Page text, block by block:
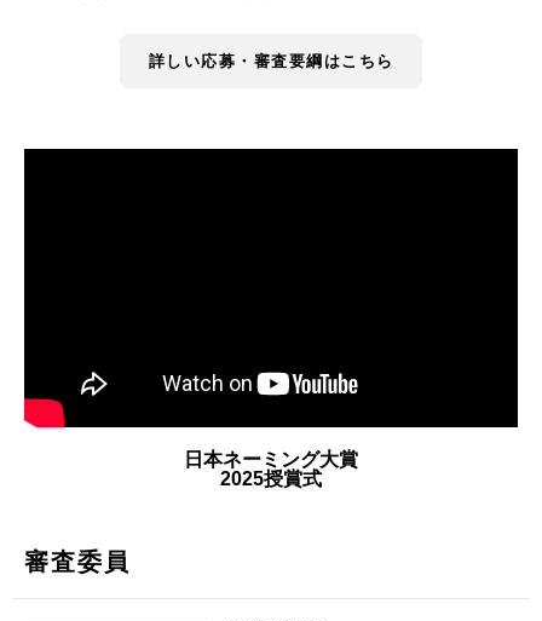
詳しい応募・審査要綱はこちら
日本ネーミング大賞
2025授賞式
審査委員